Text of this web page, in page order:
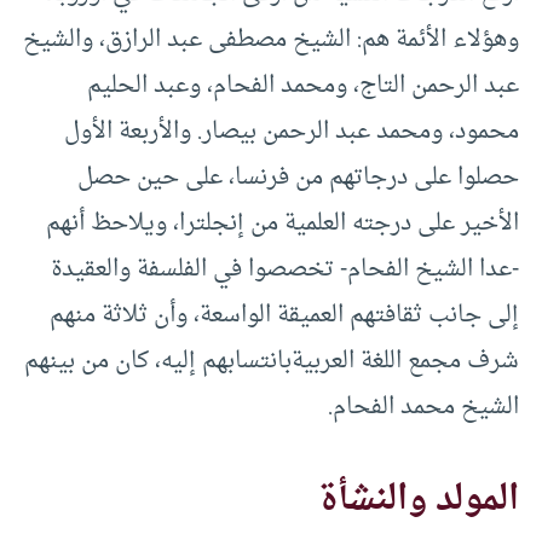
وهؤلاء الأئمة هم: الشيخ مصطفى عبد الرازق، والشيخ
عبد الرحمن التاج، ومحمد الفحام، وعبد الحليم
محمود، ومحمد عبد الرحمن بيصار. والأربعة الأول
حصلوا على درجاتهم من فرنسا، على حين حصل
الأخير على درجته العلمية من إنجلترا، ويلاحظ أنهم
-عدا الشيخ الفحام- تخصصوا في الفلسفة والعقيدة
إلى جانب ثقافتهم العميقة الواسعة، وأن ثلاثة منهم
شرف مجمع اللغة العربيةبانتسابهم إليه، كان من بينهم
الشيخ محمد الفحام.
المولد والنشأة